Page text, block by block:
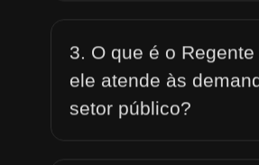
3. O que é o
ele atende às
setor público?